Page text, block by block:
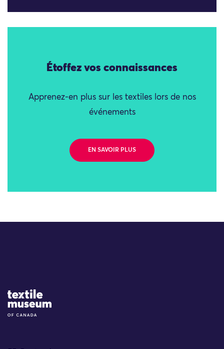
Étoffez vos connaissances
Apprenez-en plus sur les textiles lors de nos
événements
EN SAVOIR PLUS
Site Logo